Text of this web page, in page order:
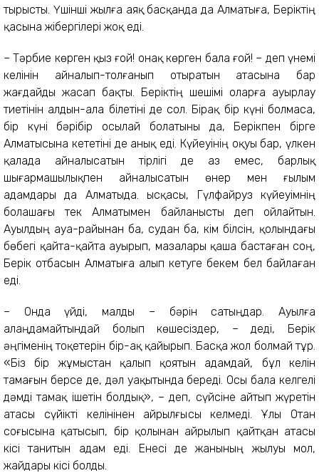
тырысты. Үшінші жылға аяқ басқанда да Алматыға, Беріктің
қасына жібергілері жоқ еді.
– Тәрбие көрген қыз ғой! Қонақ көрген бала ғой! – деп үнемі
келінін айналып-толғанып отыратын атасына бар
жағдайды жасап бақты. Беріктің шешімі оларға ауырлау
тиетінін алдын-ала білетіні де сол. Бірақ бір күні болмаса,
бір күні бәрібір осылай болатыны да, Берікпен бірге
Алматысына кететіні де анық еді. Күйеуінің оқуы бар, үлкен
қалада айналысатын тірлігі де аз емес, барлық
шығармашылықпен айналысатын өнер мен ғылым
адамдары да Алматыда. Қысқасы, Гүлфайруз күйеуімнің
болашағы тек Алматымен байланысты деп ойлайтын.
Ауылдың ауа-райынан ба, судан ба, кім білсін, қолындағы
бөбегі қайта-қайта ауырып, мазалары қаша бастаған соң,
Берік отбасын Алматыға алып кетуге бекем бел байлаған
еді.
– Онда үйді, малды – бәрін сатыңдар. Ауылға
алаңдамайтындай болып көшесіздер, – деді, Берік
әңгіменің тоқетерін бір-ақ қайырып. Басқа жол болмай тұр.
«Біз бір жұмыстан қалып қоятын адамдай, бұл келін
тамағын берсе де, дәл уақытында береді. Осы бала келгелі
дәмді тамақ ішетін болдық», – деп, сүйсіне айтып жүретін
атасы сүйікті келінінен айрылғысы келмеді. Ұлы Отан
соғысына қатысып, бір қолынан айрылып қайтқан атасы
кісі танитын адам еді. Енесі де жанының жылуы мол,
жайдары кісі болды.